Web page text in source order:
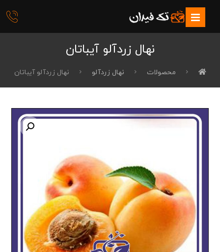
نهال زردآلو آیباتان
محصولات نهال زردآلو نهال زردآلو آیباتان